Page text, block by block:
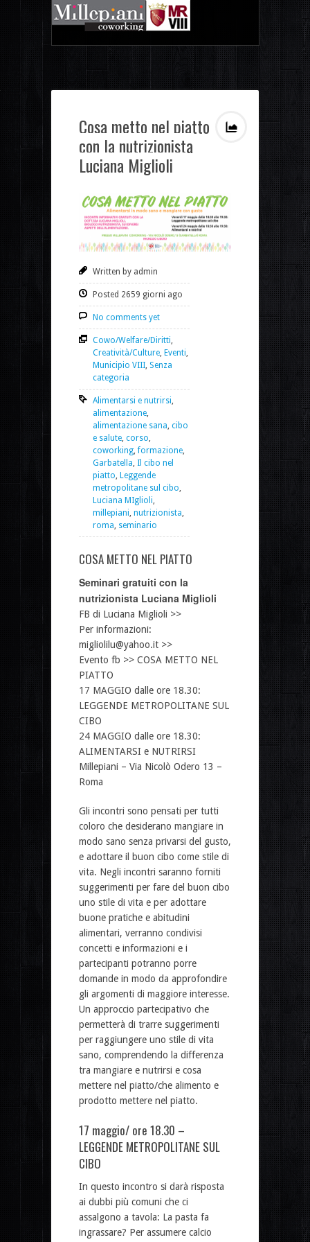
Cosa metto nel piatto
con la nutrizionista
Luciana Miglioli
Written by admin
Posted 2659 giorni ago
No comments yet
Cowo/Welfare/Diritti,
Creatività/Culture, Eventi,
Municipio VIII, Senza
categoria
Alimentarsi e nutrirsi,
alimentazione,
alimentazione sana, cibo
e salute, corso,
coworking,formazione,
Garbatella, Il cibo nel
piatto, Leggende
metropolitane sul cibo,
Luciana MIglioli,
millepiani, nutrizionista,
roma, seminario
COSA METTO NEL PIATTO
Seminari gratuiti con la
nutrizionista Luciana Miglioli
FB di Luciana Miglioli >>
Per informazioni:
migliolilu@yahoo.it >>
Evento fb >> COSA METTO NEL
PIATTO
17 MAGGIO dalle ore 18.30:
LEGGENDE METROPOLITANE SUL
CIBO
24 MAGGIO dalle ore 18.30:
ALIMENTARSI e NUTRIRSI
Millepiani – Via Nicolò Odero 13 –
Roma
Gli incontri sono pensati per tutti
coloro che desiderano mangiare in
modo sano senza privarsi del gusto,
e adottare il buon cibo come stile di
vita. Negli incontri saranno forniti
suggerimenti per fare del buon cibo
uno stile di vita e per adottare
buone pratiche e abitudini
alimentari, verranno condivisi
concetti e informazioni e i
partecipanti potranno porre
domande in modo da approfondire
gli argomenti di maggiore interesse.
Un approccio partecipativo che
permetterà di trarre suggerimenti
per raggiungere uno stile di vita
sano, comprendendo la differenza
tra mangiare e nutrirsi e cosa
mettere nel piatto/che alimento e
prodotto mettere nel piatto.
17 maggio/ ore 18.30 –
LEGGENDE METROPOLITANE SUL
CIBO
In questo incontro si darà risposta
ai dubbi più comuni che ci
assalgono a tavola: La pasta fa
ingrassare? Per assumere calcio